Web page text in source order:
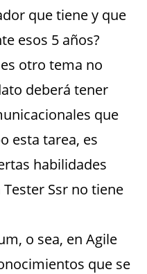
que tiene y que
esos 5 años?
otro tema no
deberá tener
que
esta tarea, es
habilidades
Ssr no tiene
o sea, en Agile
que se